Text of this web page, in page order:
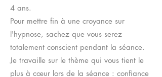
4 ans.
Pour mettre fin à une croyance sur
l'hypnose, sachez que vous serez
totalement conscient pendant la séance.
Je travaille sur le thème qui vous tient le
plus à cœur lors de la séance : confiance